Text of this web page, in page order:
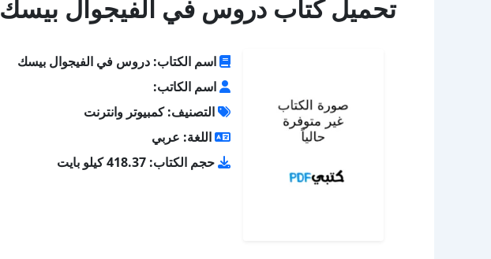
تحميل كتاب دروس في الفيجوال بيسك PDF كامل مجانا
اسم الكتاب: دروس في الفيجوال بيسك
اسم الكاتب:
التصنيف: كمبيوتر وانترنت
اللغة: عربي
حجم الكتاب: 418.37 كيلو بايت